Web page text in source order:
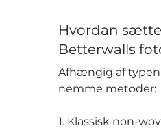
Hvordan
Betterwalls
Afhængig af
nemme metoder:
1. Klassisk non-